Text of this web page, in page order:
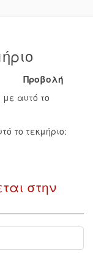
Προβολή
αυτό το
το τεκμήριο:
στην